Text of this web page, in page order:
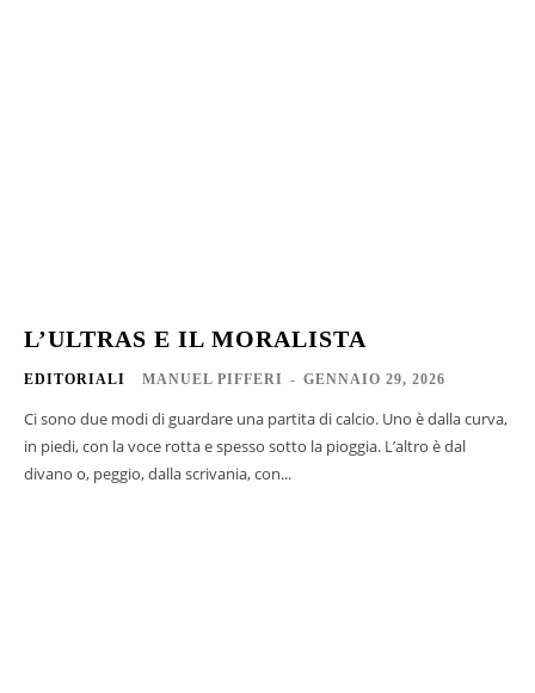
L’ULTRAS E IL MORALISTA
EDITORIALI MANUEL PIFFERI - GENNAIO 29, 2026
Ci sono due modi di guardare una partita di calcio. Uno è dalla curva,
in piedi, con la voce rotta e spesso sotto la pioggia. L’altro è dal
divano o, peggio, dalla scrivania, con...